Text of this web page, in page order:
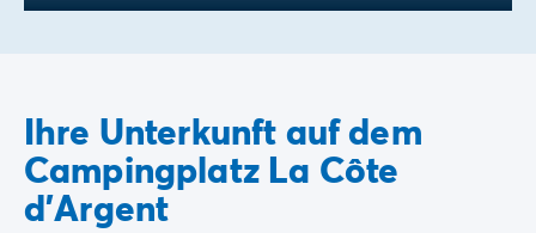
Ihre Unterkunft auf dem
Campingplatz La Côte
d'Argent